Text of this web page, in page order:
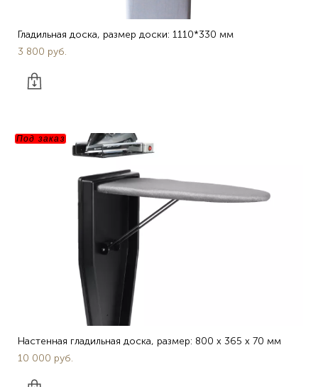
Гладильная доска, размер доски: 1110*330 мм
3 800 pуб.
Под заказ
Настенная гладильная доска, размер: 800 x 365 x 70 мм
10 000 pуб.